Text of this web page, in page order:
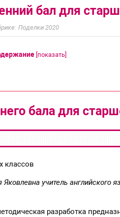
бал для
Поделки 2020
[показать]
бала для
классов
учитель английского
разработка